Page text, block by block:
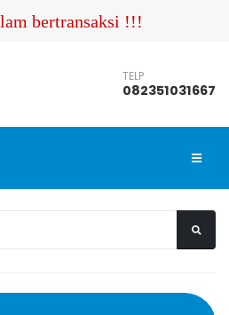
bertransaksi !!! Pastikan
TELP
082351031667